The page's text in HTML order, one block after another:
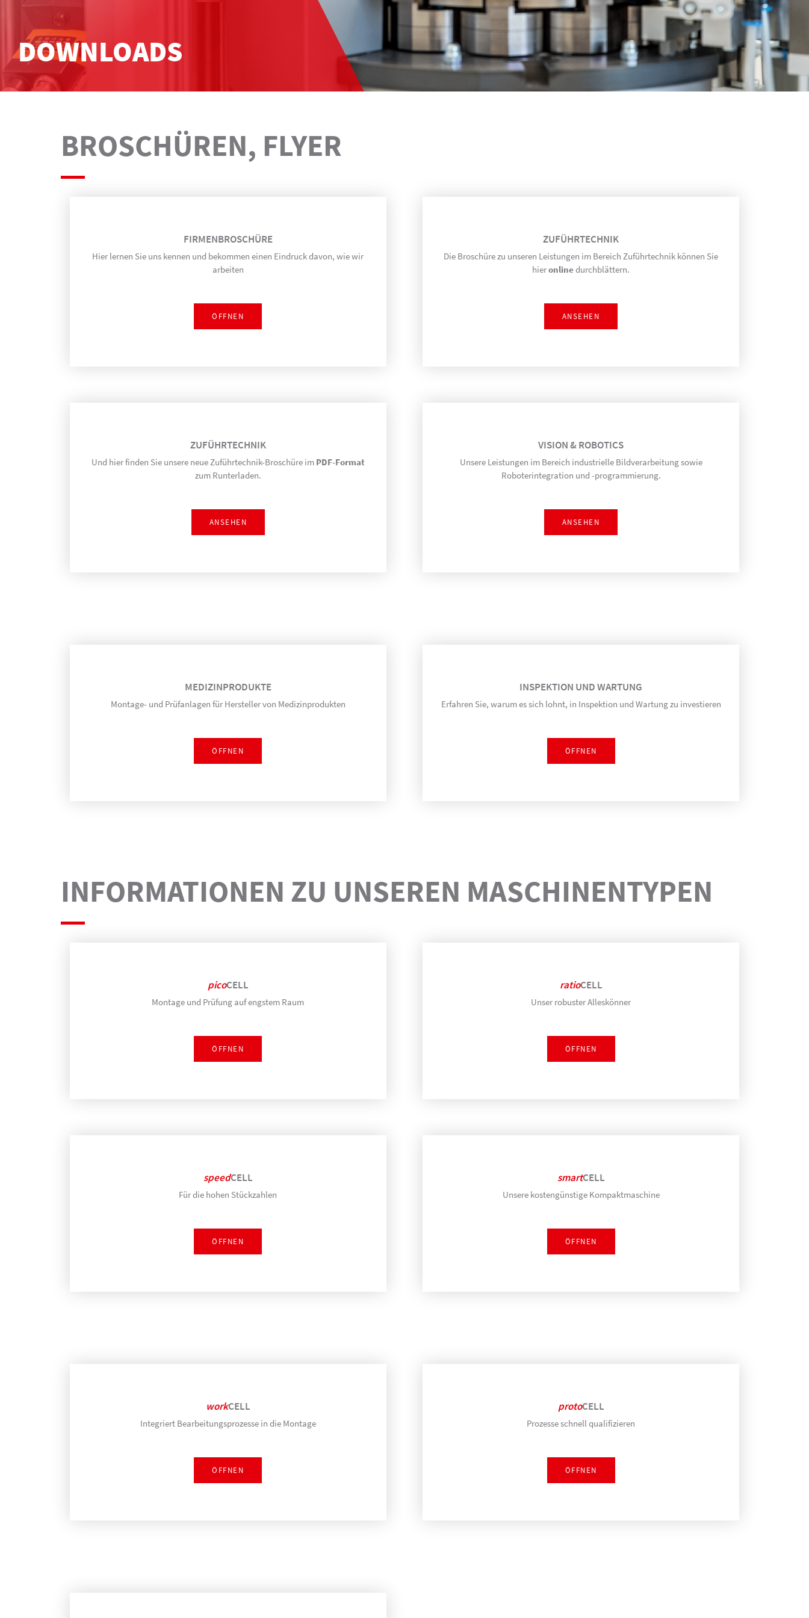
DOWNLOADS
BROSCHÜREN, FLYER
FIRMEN­BROSCHÜRE
Hier lernen Sie uns kennen und bekommen einen Eindruck davon, wie wir
arbeiten
ÖFFNEN
ZUFÜHR­TECHNIK
Die Broschüre zu unseren Leistungen im Bereich Zuführtechnik können Sie
hieronlinedurchblättern.
ANSEHEN
ZUFÜHR­TECHNIK
Und hier finden Sie unsere neue Zuführtechnik-Broschüre im PDF-Format
zum Runterladen.
ANSEHEN
VISION & ROBOTICS
Unsere Leistungen im Bereich industrielle Bildverarbeitung sowie
Roboterintegration und -programmierung.
ANSEHEN
MEDIZIN­PRODUKTE
Montage- und Prüfanlagen für Hersteller von Medizinprodukten
ÖFFNEN
INSPEKTION UND WARTUNG
Erfahren Sie, warum es sich lohnt, in Inspektion und Wartung zu investieren
ÖFFNEN
INFORMATIONEN ZU UNSEREN MASCHINEN­TYPEN
picoCELL
Montage und Prüfung auf engstem Raum
ÖFFNEN
ratioCELL
Unser robuster Alleskönner
ÖFFNEN
speedCELL
Für die hohen Stückzahlen
ÖFFNEN
smartCELL
Unsere kostengünstige Kompaktmaschine
ÖFFNEN
workCELL
Integriert Bearbeitungsprozesse in die Montage
ÖFFNEN
protoCELL
Prozesse schnell qualifizieren
ÖFFNEN